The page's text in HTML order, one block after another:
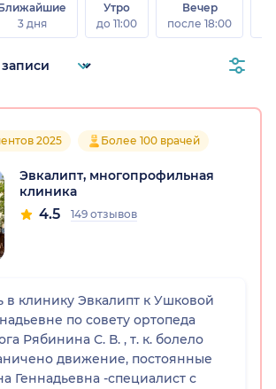
3 дня
Утро
до 11:00
Вечер
после 18:00
2025 Более 100 врачей
Эвкалипт, многопрофильная
клиника
4.5 149 отзывов
Эвкалипт к Ушковой
по совету ортопеда
Рябинина С. В. , т. к. болело
движение, постоянные
Геннадьевна -специалист с